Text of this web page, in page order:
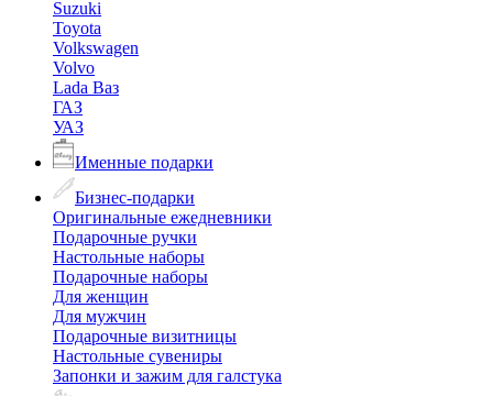
Suzuki
Toyota
Volkswagen
Volvo
Lada Ваз
ГАЗ
УАЗ
Именные подарки
Бизнес-подарки
Оригинальные ежедневники
Подарочные ручки
Настольные наборы
Подарочные наборы
Для женщин
Для мужчин
Подарочные визитницы
Настольные сувениры
Запонки и зажим для галстука